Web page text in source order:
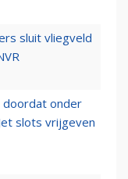
sluit vliegveld
onder
slots vrijgeven